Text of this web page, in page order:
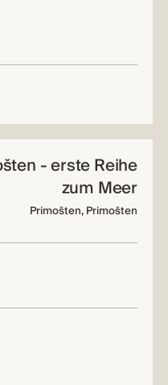
- erste Reihe
zum Meer
Primošten, Primošten